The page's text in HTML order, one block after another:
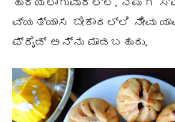
ಹುರಿಯಲಾಗುವುದಿಲ್ಲ. ನಿಮಗೆ
ವ್ಯತ್ಯಾಸ ಬೇಕಾದಲ್ಲಿ ನೀವು
ಫ್ರೈಡ್ ಅನ್ನು ಮಾಡಬಹುದು.